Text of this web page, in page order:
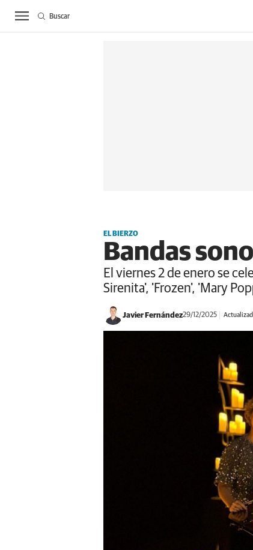
ACTUALIDAD
Buscar
EL BIERZO
Bandas
El viernes 2 de enero se
Sirenita', 'Frozen', 'Mary
Javier Fernández29/12/2025